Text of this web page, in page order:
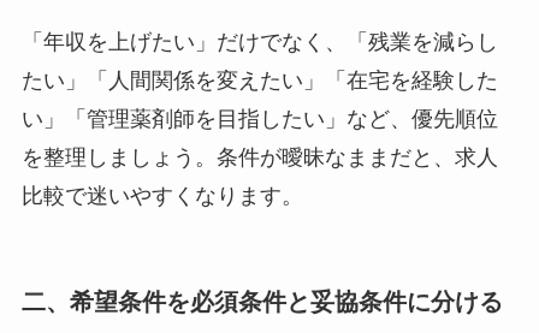
「年収を上げたい」だけでなく、「残業を減らし
たい」「人間関係を変えたい」「在宅を経験した
い」「管理薬剤師を目指したい」など、優先順位
を整理しましょう。条件が曖昧なままだと、求人
比較で迷いやすくなります。
二、希望条件を必須条件と妥協条件に分ける